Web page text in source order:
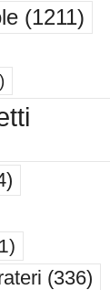
(1211)
(336)